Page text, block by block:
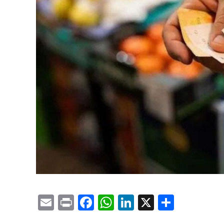
EmailPrintFacebook
WhatsApp
LinkedIn
X